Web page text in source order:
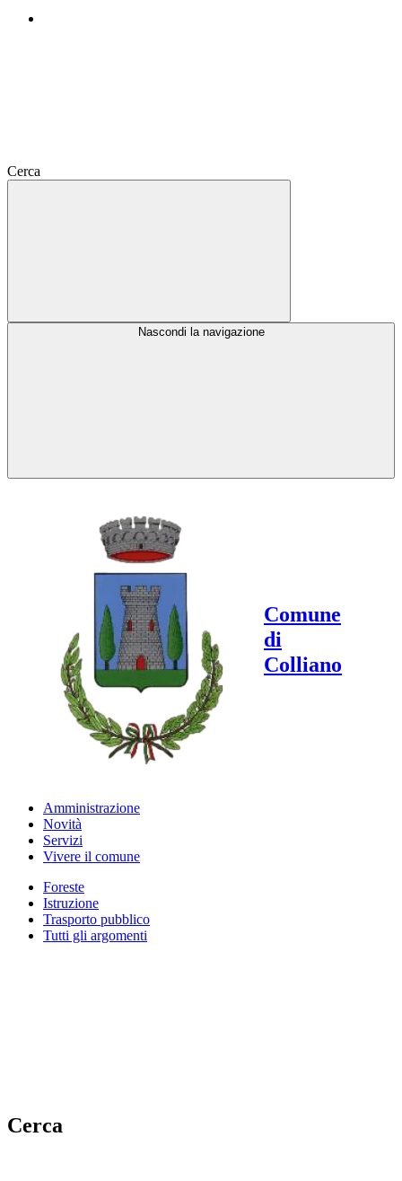
Cerca
Nascondi la navigazione
Comune
di
Colliano
Amministrazione
Novità
Servizi
Vivere il comune
Foreste
Istruzione
Trasporto pubblico
Tutti gli argomenti
Cerca